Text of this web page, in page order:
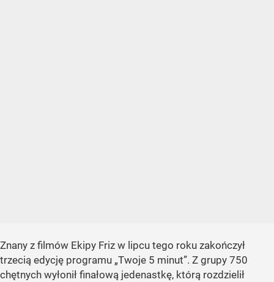
Znany z filmów Ekipy Friz w lipcu tego roku zakończył
trzecią edycję programu „Twoje 5 minut”. Z grupy 750
chętnych wyłonił finałową jedenastkę, którą rozdzielił